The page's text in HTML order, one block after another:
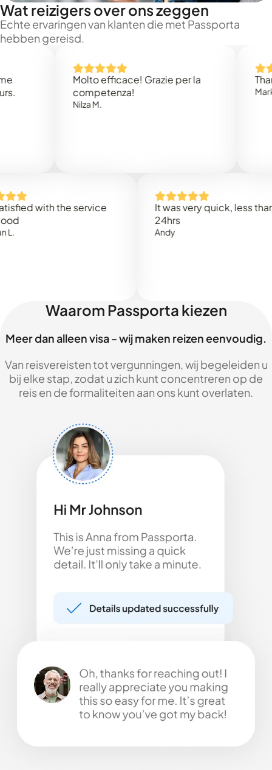
Wat reizigers over ons zeggen
Echte ervaringen van klanten die met Passporta
hebben gereisd.
Molto efficace! Grazie per la
competenza!
Nilza M.
Thank
Mark N.
with the service
It was very quick, less than
Waarom Passporta kiezen
Meer dan alleen visa - wij maken reizen eenvoudig.
Van reisvereisten tot vergunningen, wij begeleiden u
bij elke stap, zodat u zich kunt concentreren op de
reis en de formaliteiten aan ons kunt overlaten.